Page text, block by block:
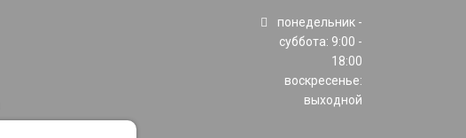
понедельник -
суббота: 9:00 -
18:00
воскресенье:
выходной